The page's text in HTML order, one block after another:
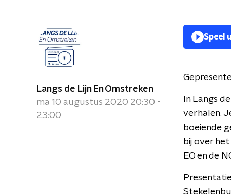
Langs de Lijn En Omstreken
ma 10 augustus 2020 20:30 -
23:00
Speel
In Langs
verhalen.
boeiende
bij over
EO en de